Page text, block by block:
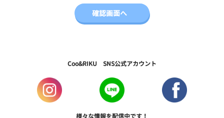
Coo&RIKU SNS公式アカウント
様々な情報を配信中です！